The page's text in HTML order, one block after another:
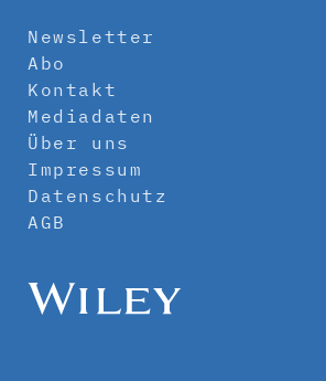
Newsletter
Abo
Kontakt
Mediadaten
Über uns
Impressum
Datenschutz
AGB